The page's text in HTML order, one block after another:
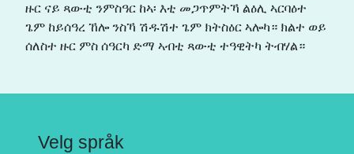
ዙር ናይ ጻውቲ ንምስዓር ከኣ፡ እቲ መጋጥምትኻ ልዕሊ ኣርባዕተ
ጌም ከይሰዓረ ኸሎ ንስኻ ሽዱሽተ ጌም ክትስዕር ኣሎካ። ክልተ ወይ
ሰለስተ ዙር ምስ ሰዓርካ ድማ ኣብቲ ጻውቲ ተዓዊትካ ትብሃል።
Velg språk